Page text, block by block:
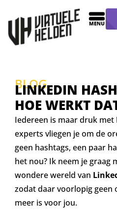
BLOG
LINKEDIN
HOE WERKT
Iedereen is maar druk met
experts vliegen je om de
geen hashtags, een paar
het nou? Ik neem je graag
wondere wereld van
zodat daar voorlopig geen
meer is voor jou.